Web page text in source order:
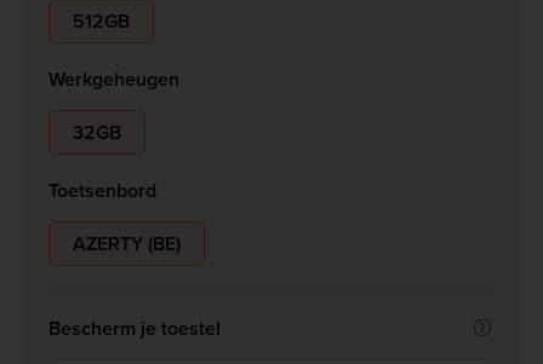
512GB
Werkgeheugen
32GB
Toetsenbord
AZERTY (BE)
Bescherm je toestel